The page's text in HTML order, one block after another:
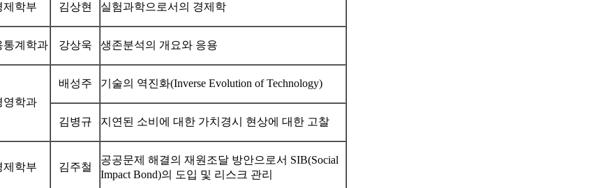
제학부 김상현 실험과학으로서의 경제학
통계학과 강상욱 생존분석의 개요와 응용
영학과
배성주 기술의 역진화(Inverse Evolution of Technology)
김병규 지연된 소비에 대한 가치경시 현상에 대한 고찰
제학부 김주철
공공문제 해결의 재원조달 방안으로서 SIB(Social
Impact Bond)의 도입 및 리스크 관리